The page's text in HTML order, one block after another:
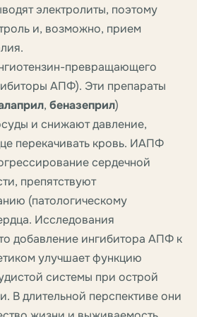
электролиты, поэтому
и, возможно, прием
превращающего
АПФ). Эти препараты
, беназеприл)
и снижают давление,
перекачивать кровь. ИАПФ
сердечной
препятствуют
(патологическому
Исследования
добавление ингибитора АПФ к
улучшает функцию
системы при острой
В длительной перспективе они